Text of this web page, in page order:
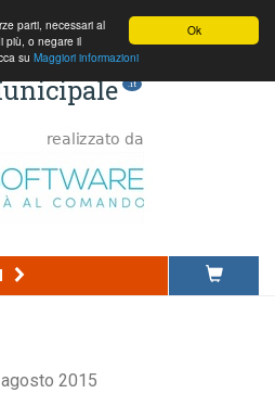
Ok
parti, necessari al
più, o negare il
su Maggiori informazioni
.it
2015